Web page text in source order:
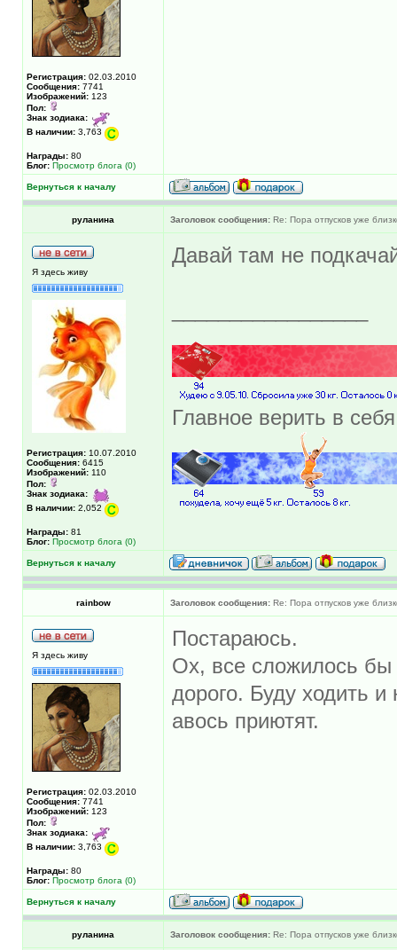
Регистрация: 02.03.2010
Сообщения: 7741
Изображений: 123
Пол:
Знак зодиака:
В наличии: 3,763
Награды: 80
Блог: Просмотр блога (0)
Вернуться к началу
руланина Заголовок сообщения: Re: Пора отпусков уже
Я здесь живу
Регистрация: 10.07.2010
Сообщения: 6415
Изображений: 110
Пол:
Знак зодиака:
В наличии: 2,052
Награды: 81
Блог: Просмотр блога (0)
Давай там не
Главное верить в
Вернуться к началу
rainbow Заголовок сообщения: Re: Пора отпусков уже
Я здесь живу
Регистрация: 02.03.2010
Сообщения: 7741
Изображений: 123
Пол:
Знак зодиака:
В наличии: 3,763
Награды: 80
Блог: Просмотр блога (0)
Постараюсь.
Ох, все сложилось
дорого. Буду ходить
авось приютят.
Вернуться к началу
руланина Заголовок сообщения: Re: Пора отпусков уже